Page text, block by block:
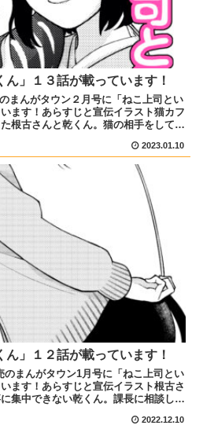
ん」１３話が載っています！
まんがタウン２月号に「ねこ上司とい
ます！あらすじと宣伝イラスト猫カフ
根古さんと乾くん。猫の相手をしてバ
2023.01.10
ん」１２話が載っています！
のまんがタウン1月号に「ねこ上司とい
ます！あらすじと宣伝イラスト根古さ
集中できない乾くん。課長に相談しよ
2022.12.10